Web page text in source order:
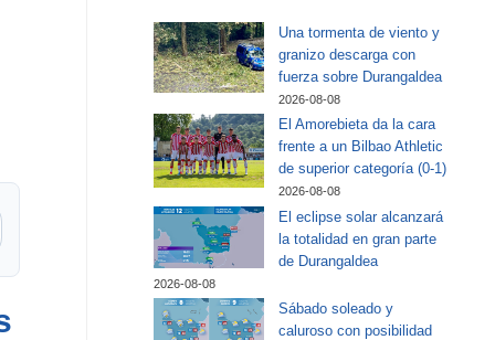
Una tormenta de viento y
granizo descarga con
fuerza sobre Durangaldea
2026-08-08
El Amorebieta da la cara
frente a un Bilbao Athletic
de superior categoría (0-1)
2026-08-08
El eclipse solar alcanzará
la totalidad en gran parte
de Durangaldea
2026-08-08
Sábado soleado y
caluroso con posibilidad